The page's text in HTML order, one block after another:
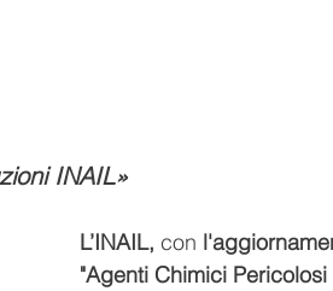
INAIL»
L’INAIL, con
"Agenti Chimici